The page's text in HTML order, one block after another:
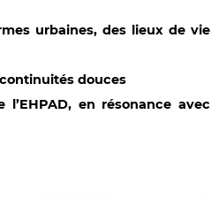
urbaines, des lieux de vie
douces
en résonance avec